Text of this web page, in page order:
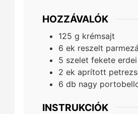
HOZZÁVALÓK
125 g krémsajt
6 ek reszelt
5 szelet fekete
2 ek aprított
6 db nagy
INSTRUKCIÓK